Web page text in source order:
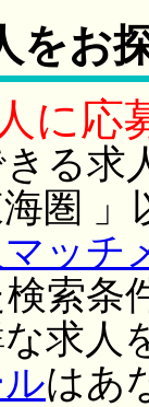
をお
に応
る求
」
ッチ
索条
求人
はあ